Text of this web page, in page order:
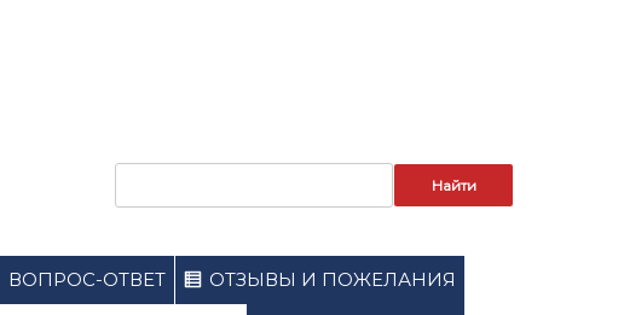
ВОПРОС-ОТВЕТ ОТЗЫВЫ И ПОЖЕЛАНИЯ